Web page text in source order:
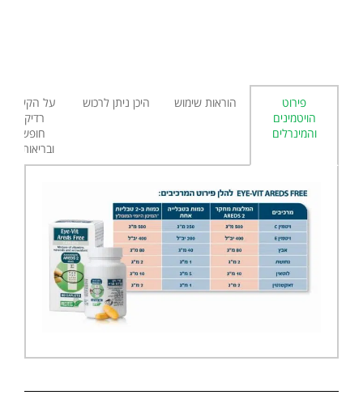
פירוט
הויטמינים
והמינרלים
הוראות שימוש היכן ניתן לרכוש
על הקשר
רדיקלים
חופשיים
ובריאות העין